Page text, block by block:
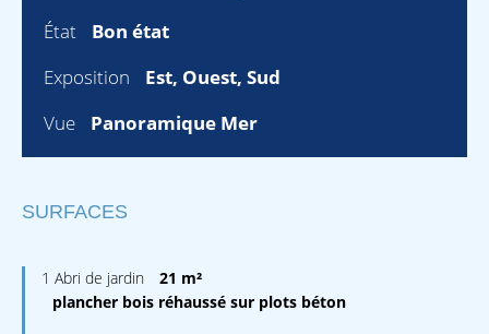
État
Bon état
Exposition
Est, Ouest, Sud
Vue
Panoramique Mer
SURFACES
1 Abri de jardin
21 m²
plancher bois réhaussé sur plots béton